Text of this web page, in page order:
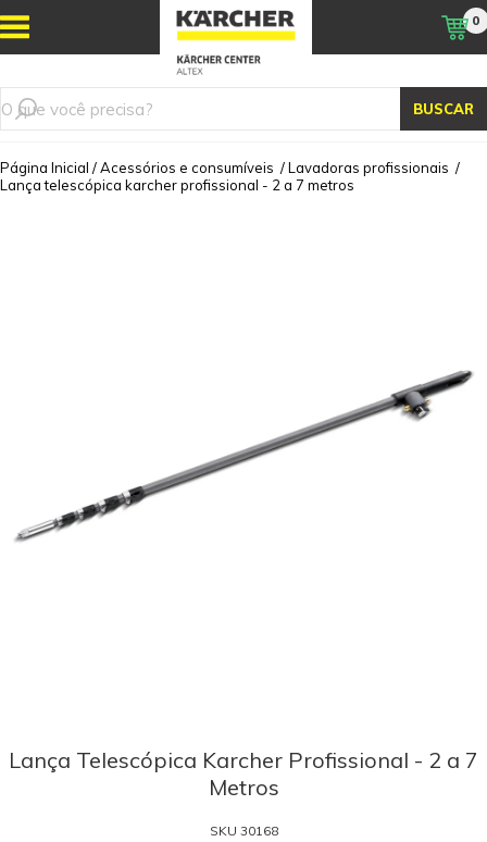
BUSCAR
0
Página Inicial /Acessórios e consumíveis /Lavadoras profissionais /
Lança telescópica karcher profissional - 2 a 7 metros
Lança Telescópica Karcher Profissional - 2 a 7
Metros
SKU 30168